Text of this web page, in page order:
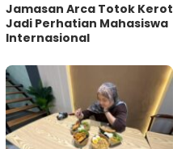
Jamasan Arca Totok Kerot
Jadi Perhatian Mahasiswa
Internasional